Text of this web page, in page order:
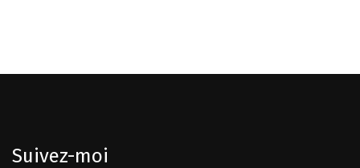
Suivez-moi